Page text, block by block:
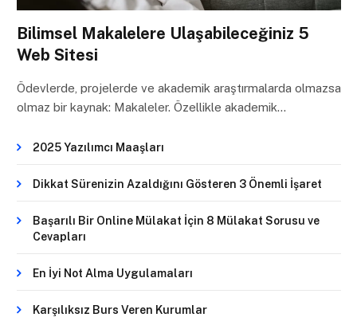
Bilimsel Makalelere Ulaşabileceğiniz 5
Web Sitesi
Ödevlerde, projelerde ve akademik araştırmalarda olmazsa
olmaz bir kaynak: Makaleler. Özellikle akademik…
2025 Yazılımcı Maaşları
Dikkat Sürenizin Azaldığını Gösteren 3 Önemli İşaret
Başarılı Bir Online Mülakat İçin 8 Mülakat Sorusu ve
Cevapları
En İyi Not Alma Uygulamaları
Karşılıksız Burs Veren Kurumlar